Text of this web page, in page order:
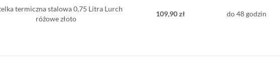
termiczna stalowa 0,75 Litra Lurch
różowe złoto
109,90 zł do 48 godzin